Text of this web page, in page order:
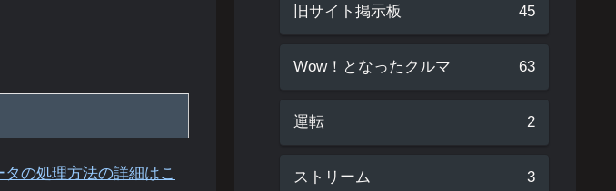
タの処理方法の詳細はこ
旧サイト掲示板 45
Wow！となったクルマ 63
運転 2
ストリーム 3